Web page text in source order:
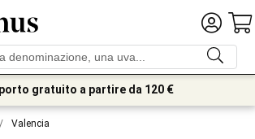
gratuito a partire da 120 €
/ Valencia